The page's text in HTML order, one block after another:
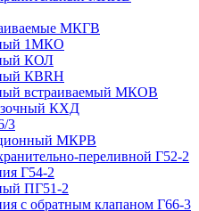
МКГВ
1МКО
КОЛ
КВRН
встраиваемый МКОВ
КХД
3
МКРВ
переливной Г52-2
Г54-2
ПГ51-2
с обратным клапаном Г66-3